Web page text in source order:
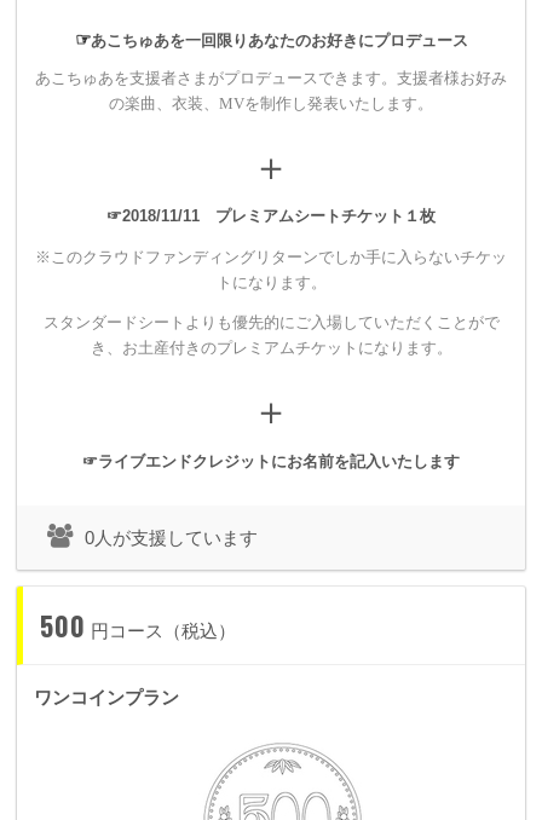
2月16日の出来事はspoon+にとって、私にとって、
ちのひだを大きく揺らす大切な日になりました。
2018年2月16日に高円寺HIGHにて開催し、1年も経たないこの
時期にあえて
それは前回、予算面と会場のキャパシティーの関係でやむなく
あきらめたこと。
やり切れなかったことがあるという悔しい想いがあるからで
す。
◢◤◢◤◢◤◢◤◢◤◢◤◢◤◢◤
☞あこちゅあを一回限りあなたのお好きにプロデュース
あ こちゅあを支援者さまがプロデュースできます。支援者様お好み
の楽曲、衣装、MVを制作し発表いたします。
＋
☞2018/11/11 プレミアムシートチケット１枚
※このクラウドファンディングリターンでしか手に入らないチケッ
トになります。
スタンダードシートよりも優先的にご入場していただくことがで
き、 お土産付きのプレミアムチケットになります。
＋
☞ライブエンドクレジットにお名前を記入いたします
0人が支援しています
500 円コース（税込）
ワンコインプラン